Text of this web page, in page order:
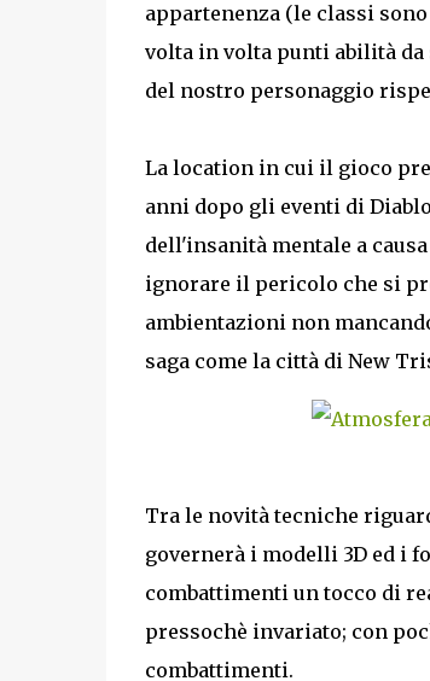
appartenenza (le classi
volta in volta punti abilità
del nostro personaggio
La location in cui il gioco
anni dopo gli eventi di
dell'insanità mentale a
ignorare il pericolo che si
ambientazioni non
saga come la città di New
Tra le novità tecniche
governerà i modelli 3D ed i
combattimenti un tocco di
pressochè invariato; con
combattimenti.